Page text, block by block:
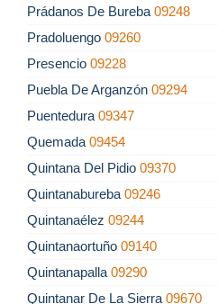
Prádanos De Bureba 09248
Pradoluengo 09260
Presencio 09228
Puebla De Arganzón 09294
Puentedura 09347
Quemada 09454
Quintana Del Pidio 09370
Quintanabureba 09246
Quintanaélez 09244
Quintanaortuño 09140
Quintanapalla 09290
Quintanar De La Sierra 09670